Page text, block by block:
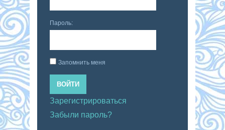
Пароль:
Запомнить меня
ВОЙТИ
Зарегистрироваться
Забыли пароль?